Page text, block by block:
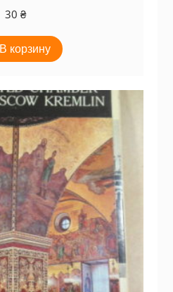
30 ₴
В корзину